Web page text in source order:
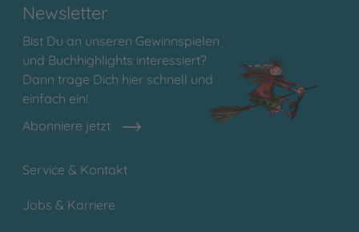
Newsletter
Bist Du an unseren Gewinnspielen
und Buchhighlights interessiert?
Dann trage Dich hier schnell und
einfach ein!
Abonniere jetzt
Service & Kontakt
Jobs & Karriere